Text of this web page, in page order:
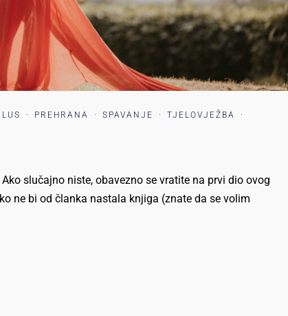
· PREHRANA · SPAVANJE · TJELOVJEŽBA
·
slučajno niste, obavezno se vratite na prvi dio ovog
ne bi od članka nastala knjiga (znate da se volim